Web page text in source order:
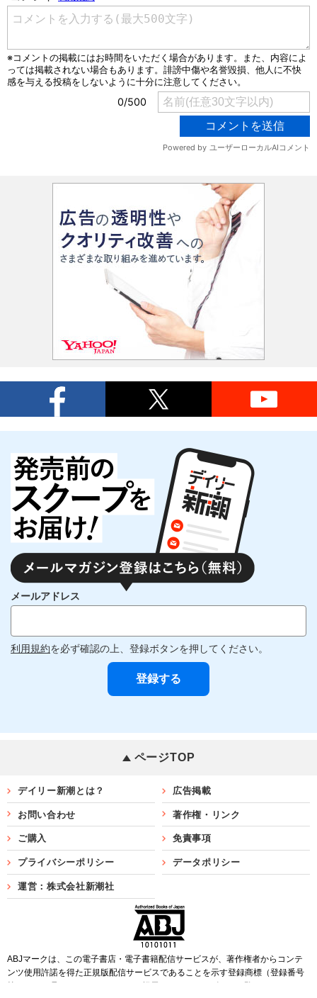
メールアドレス
利用規約を必ず確認の上、登録ボタンを押してください。
ページTOP
デイリー新潮とは？ 広告掲載
お問い合わせ 著作権・リンク
ご購入 免責事項
プライバシーポリシー データポリシー
運営：株式会社新潮社
ABJマークは、この電子書店・電子書籍配信サービスが、著作権者からコンテ
ンツ使用許諾を得た正規版配信サービスであることを示す登録商標（登録番号